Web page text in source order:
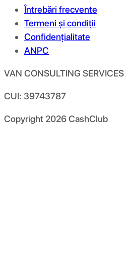
Întrebări frecvente
Termeni și condiții
Confidențialitate
ANPC
VAN CONSULTING
CUI: 39743787
Copyright 2026CashClub